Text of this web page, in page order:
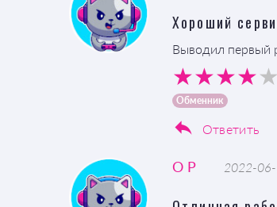
Хороший
Выводил первый
Обменник
Ответить
O P 2022-